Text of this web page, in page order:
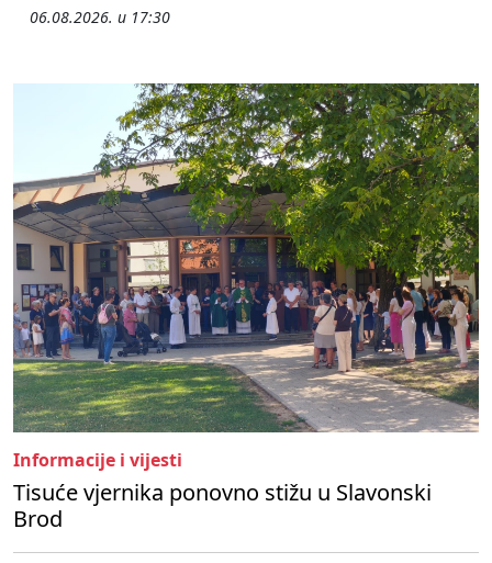
06.08.2026. u 17:30
Informacije i vijesti
Tisuće vjernika ponovno stižu u Slavonski
Brod